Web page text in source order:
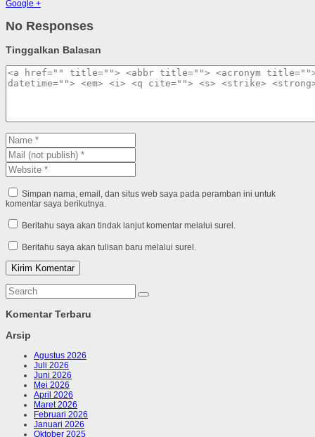
Google +
No Responses
Tinggalkan Balasan
Simpan nama, email, dan situs web saya pada peramban ini untuk
komentar saya berikutnya.
Beritahu saya akan tindak lanjut komentar melalui surel.
Beritahu saya akan tulisan baru melalui surel.
Komentar Terbaru
Arsip
Agustus 2026
Juli 2026
Juni 2026
Mei 2026
April 2026
Maret 2026
Februari 2026
Januari 2026
Oktober 2025